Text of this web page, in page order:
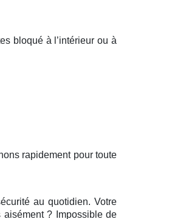
bloqué à l’intérieur ou à
rapidement pour toute
au quotidien. Votre
? Impossible de